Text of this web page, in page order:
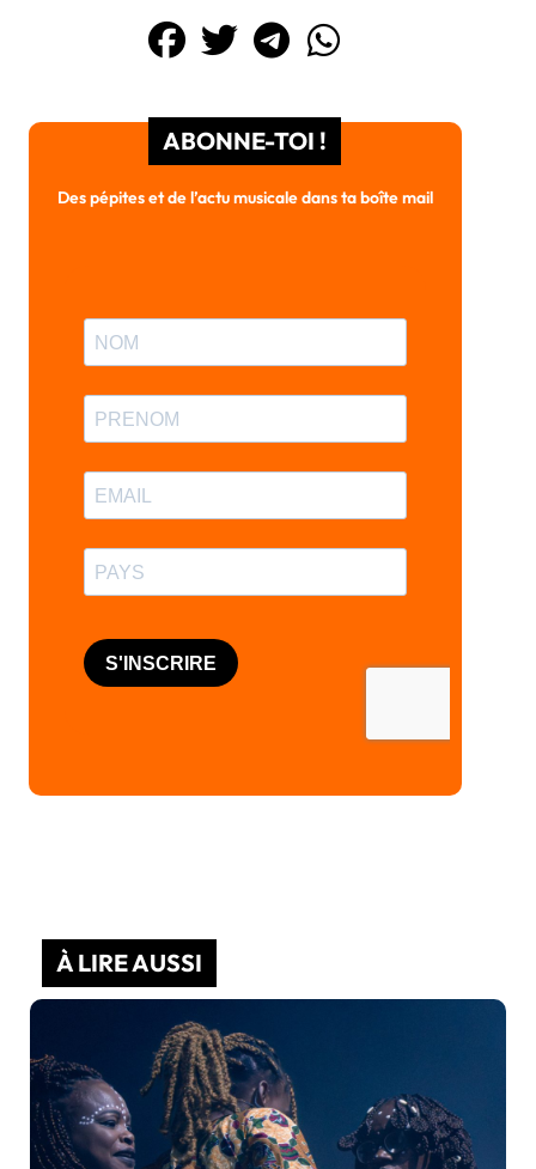
ABONNE-TOI !
Des pépites et de l’actu musicale dans ta boîte mail
À LIRE AUSSI